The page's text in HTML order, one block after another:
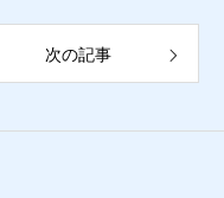
次の記事